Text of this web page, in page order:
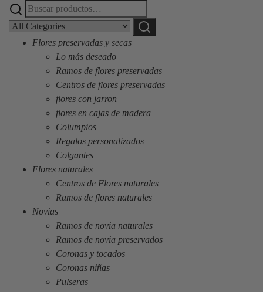
Buscar
por:
by
category:
Buscar
Flores preservadas y secas
Lo más deseado
Ramos de flores preservadas
Centros de flores preservadas
flores con jarron
flores en cajas de madera
Columpios
Regalos personalizados
Colgantes
Flores naturales
Centros de Flores naturales
Ramos de flores naturales
Novias
Ramos de novia naturales
Ramos de novia preservados
Coronas y tocados
Coronas niñas
Pulseras